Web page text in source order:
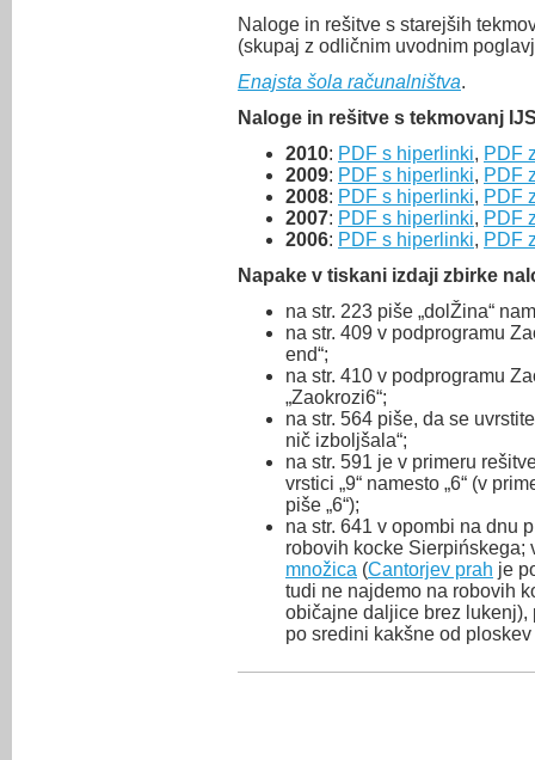
Naloge in rešitve s starejših
(skupaj z odličnim uvodnim
Enajsta šola računalništva.
Naloge in rešitve s tekmovanj
2010: PDF s hiperlinki, PDF
2009: PDF s hiperlinki, PDF
2008: PDF s hiperlinki, PDF
2007: PDF s hiperlinki, PDF
2006: PDF s hiperlinki, PDF
Napake v tiskani izdaji zbirke
na str. 223 piše „dolŽina“
na str. 409 v podprogramu
end“;
na str. 410 v podprogramu
„Zaokrozi6“;
na str. 564 piše, da se
nič izboljšala“;
na str. 591 je v primeru
vrstici „9“ namesto „6“ (v
piše „6“);
na str. 641 v opombi na dnu
robovih kocke
množica (Cantorjev prah je
tudi ne najdemo na robovih
običajne daljice brez
po sredini kakšne od